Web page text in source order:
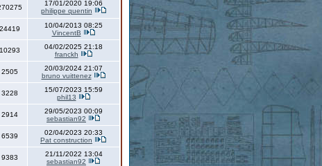
17/01/2020 19:06
philippe quentin
24419
10/04/2013 08:25
VincentB
10293
04/02/2025 21:18
franckh
2505
20/03/2024 21:07
bruno vuittenez
3228
15/07/2023 15:59
phil13
2914
29/05/2023 00:09
sebastian92
6539
02/04/2023 20:33
Pat construction
9383
21/11/2022 13:04
sebastian92